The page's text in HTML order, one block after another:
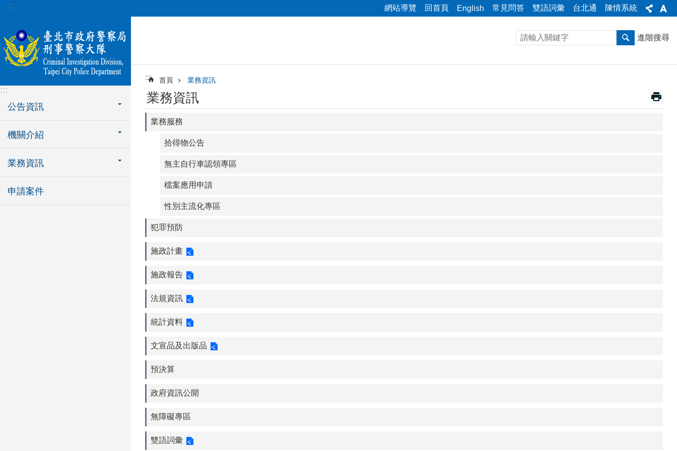
跳到主要內容區塊
::: 網站導覽 回首頁 English 常見問答 雙語詞彙 台北通 陳情系統
:::
公告資訊
機關介紹
業務資訊
申請案件
進階搜尋
::: 首頁 業務資訊
業務資訊
業務服務
拾得物公告
無主自行車認領專區
檔案應用申請
性別主流化專區
犯罪預防
施政計畫
施政報告
法規資訊
統計資料
文宣品及出版品
預決算
政府資訊公開
無障礙專區
雙語詞彙